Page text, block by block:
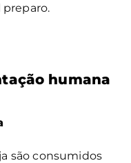
humana
são consumidos